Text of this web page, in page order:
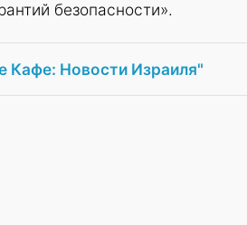
безопасности».
Кафе: Новости Израиля"